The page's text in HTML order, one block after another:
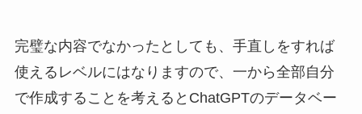
完璧な内容でなかったとしても、手直しをすれば
使えるレベルにはなりますので、一から全部自分
で作成することを考えるとChatGPTのデータベー